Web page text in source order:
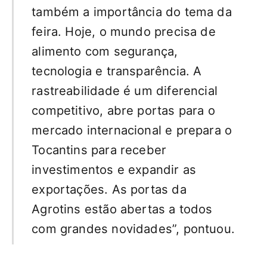
também a importância do tema da
feira. Hoje, o mundo precisa de
alimento com segurança,
tecnologia e transparência. A
rastreabilidade é um diferencial
competitivo, abre portas para o
mercado internacional e prepara o
Tocantins para receber
investimentos e expandir as
exportações. As portas da
Agrotins estão abertas a todos
com grandes novidades”, pontuou.